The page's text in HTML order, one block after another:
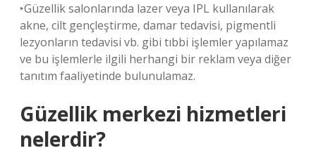
‣Güzellik salonlarında lazer veya IPL kullanılarak
akne, cilt gençleştirme, damar tedavisi, pigmentli
lezyonların tedavisi vb. gibi tıbbi işlemler yapılamaz
ve bu işlemlerle ilgili herhangi bir reklam veya diğer
tanıtım faaliyetinde bulunulamaz.
Güzellik merkezi hizmetleri
nelerdir?